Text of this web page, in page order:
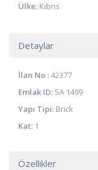
Ülke: Kıbrıs
Detaylar
İlan No :42377
Emlak ID: SA 1499
Yapı Tipi: Brick
Kat: 1
Özellikler